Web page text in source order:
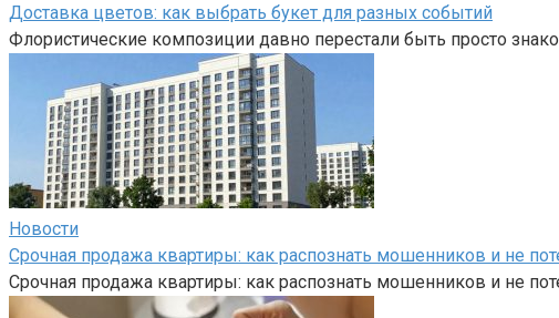
Доставка цветов: как выбрать букет для разных событий
Флористические композиции давно перестали быть просто
Новости
Срочная продажа квартиры: как распознать мошенников и не
Срочная продажа квартиры: как распознать мошенников и не